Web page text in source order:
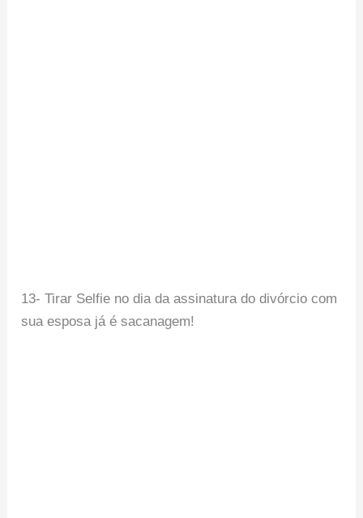
13- Tirar Selfie no dia da assinatura do divórcio com
sua esposa já é sacanagem!